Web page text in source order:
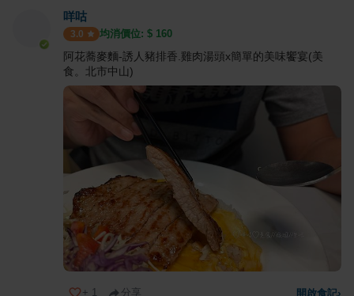
咩咕
3.0 均消價位: $ 160
阿花蕎麥麵-誘人豬排香.雞肉湯頭x簡單的美味饗宴(美
食。北市中山)
+ 1 分享 開啟食記